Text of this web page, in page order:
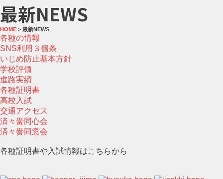
最新NEWS
HOME > 最新NEWS
各種の情報
SNS利用３個条
いじめ防止基本方針
学校評価
進路実績
各種証明書
高校入試
交通アクセス
済々黌同心会
済々黌同窓会
各種証明書や入試情報はこちらから